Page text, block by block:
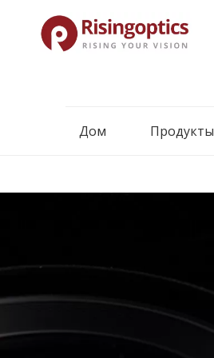
Дом Продукты